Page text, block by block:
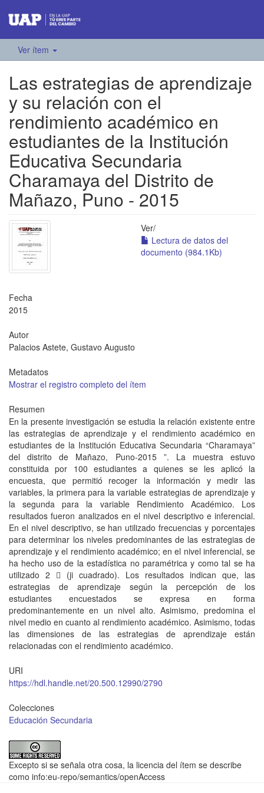
Ver ítem
Las estrategias de aprendizaje
y su relación con el
rendimiento académico en
estudiantes de la Institución
Educativa Secundaria
Charamaya del Distrito de
Mañazo, Puno - 2015
Ver/
Lectura de datos del
documento (984.1Kb)
Fecha
2015
Autor
Palacios Astete, Gustavo Augusto
Metadatos
Mostrar el registro completo del ítem
Resumen
En la presente investigación se estudia la relación existente entre
las estrategias de aprendizaje y el rendimiento académico en
estudiantes de la Institución Educativa Secundaria “Charamaya”
del distrito de Mañazo, Puno-2015 ”. La muestra estuvo
constituida por 100 estudiantes a quienes se les aplicó la
encuesta, que permitió recoger la información y medir las
variables, la primera para la variable estrategias de aprendizaje y
la segunda para la variable Rendimiento Académico. Los
resultados fueron analizados en el nivel descriptivo e inferencial.
En el nivel descriptivo, se han utilizado frecuencias y porcentajes
para determinar los niveles predominantes de las estrategias de
aprendizaje y el rendimiento académico; en el nivel inferencial, se
ha hecho uso de la estadística no paramétrica y como tal se ha
utilizado 2  (ji cuadrado). Los resultados indican que, las
estrategias de aprendizaje según la percepción de los
estudiantes encuestados se expresa en forma
predominantemente en un nivel alto. Asimismo, predomina el
nivel medio en cuanto al rendimiento académico. Asimismo, todas
las dimensiones de las estrategias de aprendizaje están
relacionadas con el rendimiento académico.
URI
https://hdl.handle.net/20.500.12990/2790
Colecciones
Educación Secundaria
Excepto si se señala otra cosa, la licencia del ítem se describe
como info:eu-repo/semantics/openAccess